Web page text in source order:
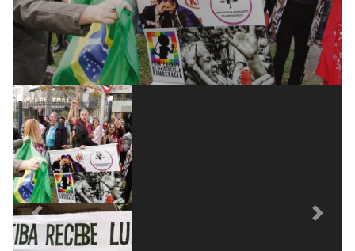
Previous Next